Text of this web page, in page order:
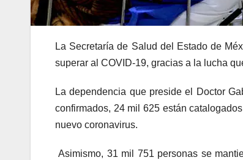
La Secretaría de Salud del Estado de
superar al COVID-19, gracias a la lucha
La dependencia que preside el Doctor
confirmados, 24 mil 625 están
nuevo coronavirus.
Asimismo, 31 mil 751 personas se